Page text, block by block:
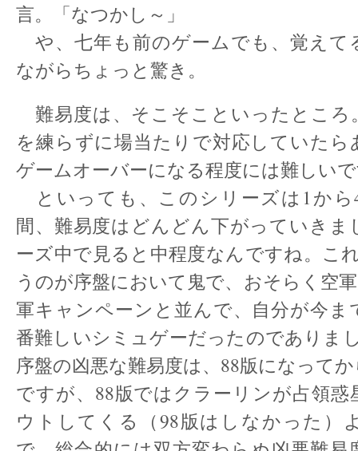
言。「なつかし～」
や、七年も前のゲームでも、覚えて
ながらちょっと驚き。
難易度は、そこそこといったところ
を練らずに場当たりで対応していたら
ゲームオーバーになる程度には難しい
といっても、このシリーズは1か
間、難易度はどんどん下がっていきま
ーズ中で見ると中程度なんですね。こ
うのが序盤において鬼で、おそらく空
軍キャンペーンと並んで、自分が今ま
番難しいシミュゲーだったのでありま
序盤の凶悪な難易度は、88版になって
ですが、88版ではクラーリンが占領惑
ウトしてくる（98版はしなかった）